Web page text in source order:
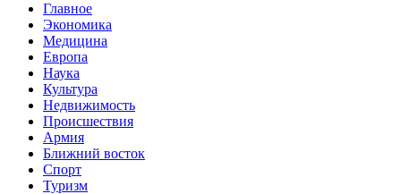
Главное
Экономика
Медицина
Европа
Наука
Культура
Недвижимость
Происшествия
Армия
Ближний восток
Спорт
Туризм